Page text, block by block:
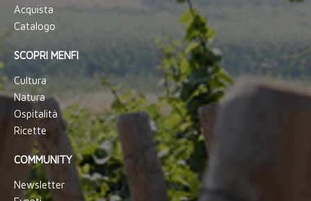
Acquista
Catalogo
SCOPRI MENFI
Cultura
Natura
Ospitalità
Ricette
COMMUNITY
Newsletter